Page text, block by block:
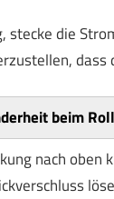
stecke die
beim
nach oben